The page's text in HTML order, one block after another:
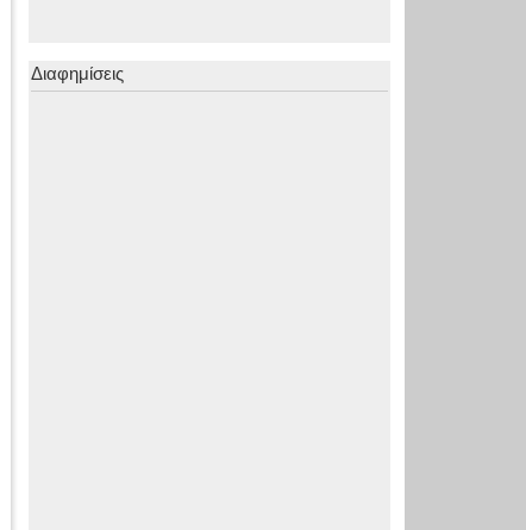
Διαφημίσεις